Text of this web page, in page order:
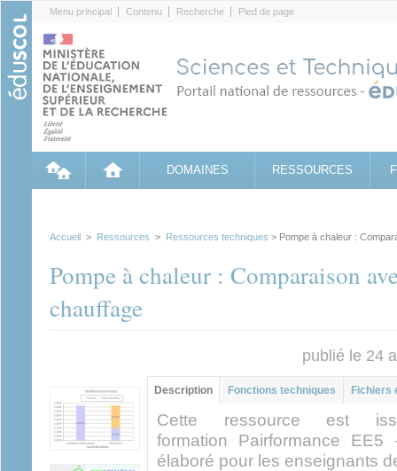
Menu principal Contenu Recherche Pied de page
DOMAINES RESSOURCES
Accueil > Ressources > Ressources techniques > Pompe à chaleur :
Pompe à chaleur : Comparaison
chauffage
publié le 24
Groupe principal
Description (onglet
actif)
Fonctions techniques Fichiers
Cette ressource est
formation Pairformance EE5
élaboré pour les enseignants